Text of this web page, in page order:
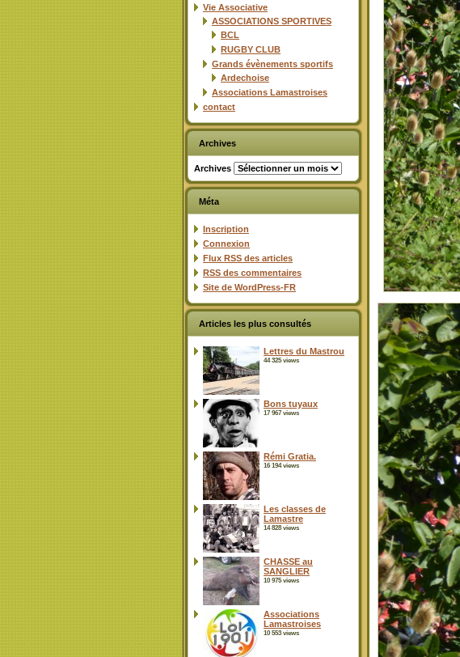
Vie Associative
ASSOCIATIONS SPORTIVES
BCL
RUGBY CLUB
Grands évènements sportifs
Ardechoise
Associations Lamastroises
contact
Archives
Archives
Méta
Inscription
Connexion
Flux RSS des articles
RSS des commentaires
Site de WordPress-FR
Articles les plus consultés
Lettres du Mastrou
44 325 views
Bons tuyaux
17 967 views
Rémi Gratia.
16 194 views
Les classes de
Lamastre
14 828 views
CHASSE au
SANGLIER
10 975 views
Associations
Lamastroises
10 553 views